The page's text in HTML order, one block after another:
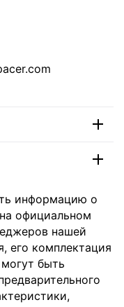
информацию о
официальном
нашей
его комплектация
быть